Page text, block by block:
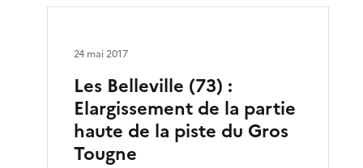
Les Belleville (73) :
Elargissement de la partie
haute de la piste du Gros
Tougne
24 mai 2017